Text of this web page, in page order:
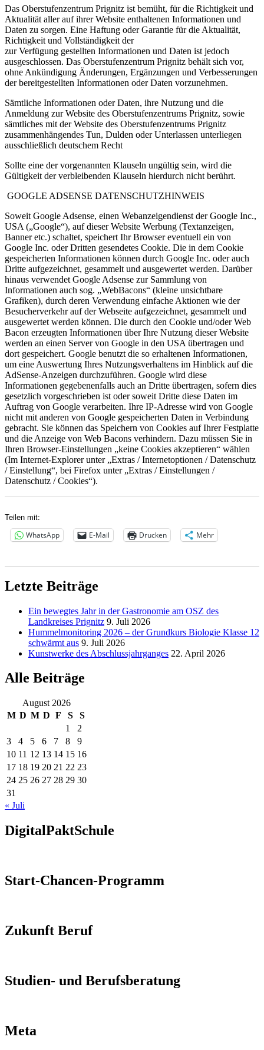
Das Oberstufenzentrum Prignitz ist bemüht, für die Richtigkeit und
Aktualität aller auf ihrer Website enthaltenen Informationen und
Daten zu sorgen. Eine Haftung oder Garantie für die Aktualität,
Richtigkeit und Vollständigkeit der
zur Verfügung gestellten Informationen und Daten ist jedoch
ausgeschlossen. Das Oberstufenzentrum Prignitz behält sich vor,
ohne Ankündigung Änderungen, Ergänzungen und Verbesserungen
der bereitgestellten Informationen oder Daten vorzunehmen.
Sämtliche Informationen oder Daten, ihre Nutzung und die
Anmeldung zur Website des Oberstufenzentrums Prignitz, sowie
sämtliches mit der Website des Oberstufenzentrums Prignitz
zusammenhängendes Tun, Dulden oder Unterlassen unterliegen
ausschließlich deutschem Recht
Sollte eine der vorgenannten Klauseln ungültig sein, wird die
Gültigkeit der verbleibenden Klauseln hierdurch nicht berührt.
GOOGLE ADSENSE DATENSCHUTZHINWEIS
Soweit Google Adsense, einen Webanzeigendienst der Google Inc.,
USA („Google“), auf dieser Website Werbung (Textanzeigen,
Banner etc.) schaltet, speichert Ihr Browser eventuell ein von
Google Inc. oder Dritten gesendetes Cookie. Die in dem Cookie
gespeicherten Informationen können durch Google Inc. oder auch
Dritte aufgezeichnet, gesammelt und ausgewertet werden. Darüber
hinaus verwendet Google Adsense zur Sammlung von
Informationen auch sog. „WebBacons“ (kleine unsichtbare
Grafiken), durch deren Verwendung einfache Aktionen wie der
Besucherverkehr auf der Webseite aufgezeichnet, gesammelt und
ausgewertet werden können. Die durch den Cookie und/oder Web
Bacon erzeugten Informationen über Ihre Nutzung dieser Website
werden an einen Server von Google in den USA übertragen und
dort gespeichert. Google benutzt die so erhaltenen Informationen,
um eine Auswertung Ihres Nutzungsverhaltens im Hinblick auf die
AdSense-Anzeigen durchzuführen. Google wird diese
Informationen gegebenenfalls auch an Dritte übertragen, sofern dies
gesetzlich vorgeschrieben ist oder soweit Dritte diese Daten im
Auftrag von Google verarbeiten. Ihre IP-Adresse wird von Google
nicht mit anderen von Google gespeicherten Daten in Verbindung
gebracht. Sie können das Speichern von Cookies auf Ihrer Festplatte
und die Anzeige von Web Bacons verhindern. Dazu müssen Sie in
Ihren Browser-Einstellungen „keine Cookies akzeptieren“ wählen
(Im Internet-Explorer unter „Extras / Internetoptionen / Datenschutz
/ Einstellung“, bei Firefox unter „Extras / Einstellungen /
Datenschutz / Cookies“).
Teilen mit:
WhatsApp E-Mail Drucken Mehr
Letzte Beiträge
Ein bewegtes Jahr in der Gastronomie am OSZ des
Landkreises Prignitz 9. Juli 2026
Hummelmonitoring 2026 – der Grundkurs Biologie Klasse 12
schwärmt aus 9. Juli 2026
Kunstwerke des Abschlussjahrganges 22. April 2026
Alle Beiträge
August 2026
M D M D F S
S
1
2
3
4 5 6 7 8
9
10 11 12 13 14 15 16
17 18 19 20 21 22 23
24 25 26 27 28 29 30
31
« Juli
DigitalPaktSchule
Start-Chancen-Programm
Zukunft Beruf
Studien- und Berufsberatung
Meta